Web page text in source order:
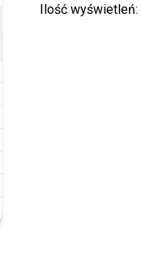
Ilość wyświetleń: